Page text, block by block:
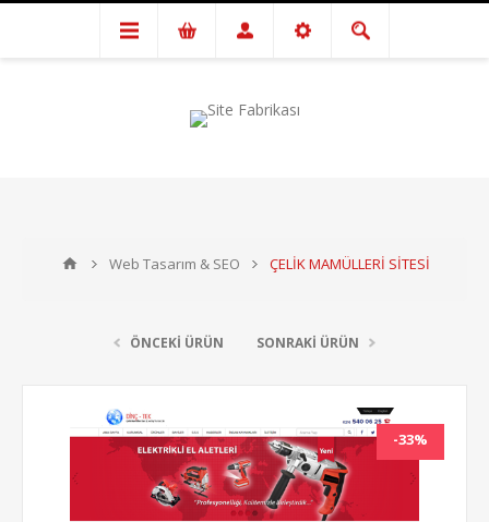
Web Tasarım & SEO ÇELİK MAMÜLLERİ SİTESİ
ÖNCEKİ ÜRÜN SONRAKİ ÜRÜN
-33%